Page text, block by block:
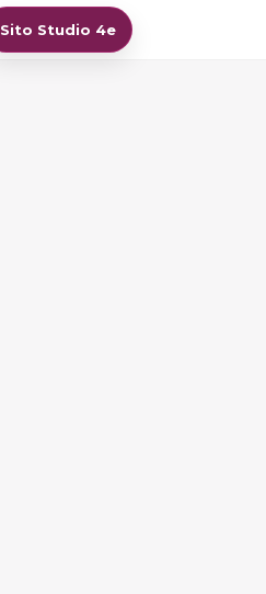
Sito Studio 4e